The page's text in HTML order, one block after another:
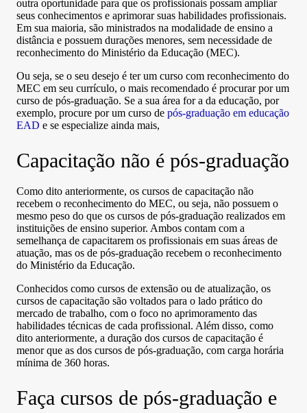
outra oportunidade para que os profissionais possam ampliar
seus conhecimentos e aprimorar suas habilidades profissionais.
Em sua maioria, são ministrados na modalidade de ensino a
distância e possuem durações menores, sem necessidade de
reconhecimento do Ministério da Educação (MEC).
Ou seja, se o seu desejo é ter um curso com reconhecimento do
MEC em seu currículo, o mais recomendado é procurar por um
curso de pós-graduação. Se a sua área for a da educação, por
exemplo, procure por um curso de pós-graduação em educação
EAD e se especialize ainda mais,
Capacitação não é pós-graduação
Como dito anteriormente, os cursos de capacitação não
recebem o reconhecimento do MEC, ou seja, não possuem o
mesmo peso do que os cursos de pós-graduação realizados em
instituições de ensino superior. Ambos contam com a
semelhança de capacitarem os profissionais em suas áreas de
atuação, mas os de pós-graduação recebem o reconhecimento
do Ministério da Educação.
Conhecidos como cursos de extensão ou de atualização, os
cursos de capacitação são voltados para o lado prático do
mercado de trabalho, com o foco no aprimoramento das
habilidades técnicas de cada profissional. Além disso, como
dito anteriormente, a duração dos cursos de capacitação é
menor que as dos cursos de pós-graduação, com carga horária
mínima de 360 horas.
Faça cursos de pós-graduação e